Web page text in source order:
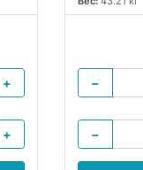
+
+
−
−